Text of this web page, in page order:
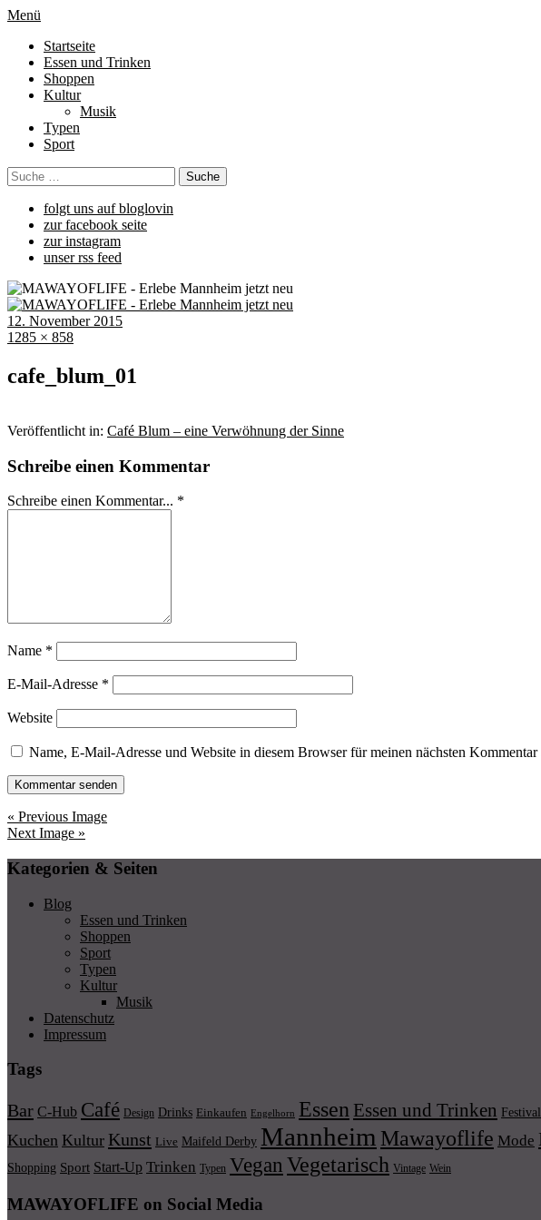
Menü
Startseite
Essen und Trinken
Shoppen
Kultur
Musik
Typen
Sport
folgt uns auf bloglovin
zur facebook seite
zur instagram
unser rss feed
12. November 2015
1285 × 858
cafe_blum_01
Veröffentlicht in: Café Blum – eine Verwöhnung der Sinne
Schreibe einen Kommentar
Schreibe einen Kommentar... *
Name *
E-Mail-Adresse *
Website
Name, E-Mail-Adresse und Website in diesem Browser für meinen nächsten Kommentar
« Previous Image
Next Image »
Kategorien & Seiten
Blog
Essen und Trinken
Shoppen
Sport
Typen
Kultur
Musik
Datenschutz
Impressum
Tags
Bar C-Hub Café Design Drinks Einkaufen Engelhorn Essen Essen und Trinken Festival
Kuchen Kultur Kunst Live Maifeld Derby Mannheim Mawayoflife Mode
Shopping Sport Start-Up Trinken Typen Vegan Vegetarisch Vintage Wein
MAWAYOFLIFE on Social Media